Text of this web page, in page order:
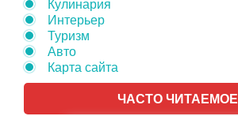
Интерьер
Туризм
Авто
Карта сайта
ЧАСТО ЧИТАЕМОЕ